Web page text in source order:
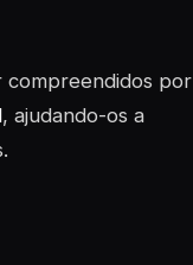
compreendidos por
, ajudando-os a